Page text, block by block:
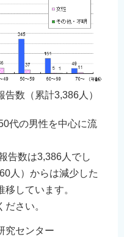
数（累計3,386人）
代の男性を中心に流
告数は3,386人でし
人）からは減少した
しています。
さい。
究センター